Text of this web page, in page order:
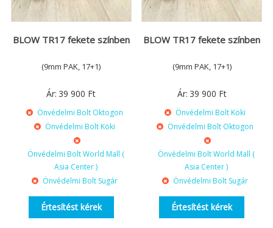
BLOW TR17 fekete színben
(9mm PAK, 17+1)
Ár: 39 900 Ft
Önvédelmi Bolt Oktogon
Önvédelmi Bolt Köki
Önvédelmi Bolt World Mall (
Asia Center )
Önvédelmi Bolt Sugár
Értesítést kérek
BLOW TR17 fekete színben
(9mm PAK, 17+1)
Ár: 39 900 Ft
Önvédelmi Bolt Köki
Önvédelmi Bolt Oktogon
Önvédelmi Bolt World Mall (
Asia Center )
Önvédelmi Bolt Sugár
Értesítést kérek